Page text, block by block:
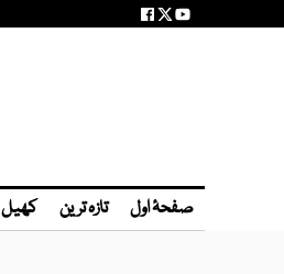
صفحۂ اول تازہ ترین کھیل